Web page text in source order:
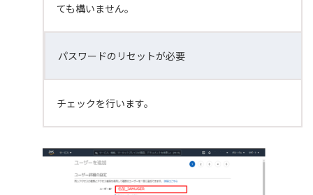
ても構いません。
パスワードのリセットが必要
チェックを行います。